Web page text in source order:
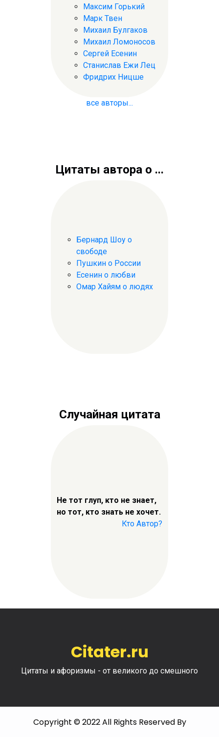
Максим Горький
Марк Твен
Михаил Булгаков
Михаил Ломоносов
Сергей Есенин
Станислав Ежи Лец
Фридрих Ницше
все авторы...
Цитаты автора о ...
Бернард Шоу о
свободе
Пушкин о России
Есенин о любви
Омар Хайям о людях
Случайная цитата
Не тот глуп, кто не знает,
но тот, кто знать не хочет.
Кто Автор?
Citater.ru
Цитаты и афоризмы - от великого до смешного
Copyright © 2022 All Rights Reserved By